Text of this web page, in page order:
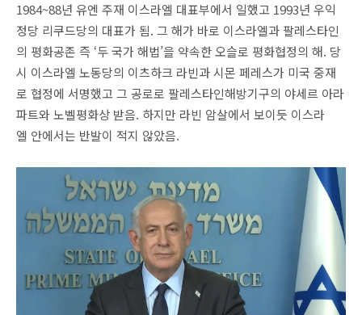
1984~88년 유엔 주재 이스라엘 대표부에서 일했고 1993년 우익
정당 리쿠드당의 대표가 됨. 그 해가 바로 이스라엘과 팔레스타인
의 평화공존 즉 ‘두 국가 해법’을 약속한 오슬로 평화협정의 해. 당
시 이스라엘 노동당의 이츠하크 라빈과 시몬 페레스가 미국 중재
로 협정에 서명했고 그 공로로 팔레스타인해방기구의 야세르 아라
파트와 노벨평화상 받음. 하지만 라빈 암살에서 보이듯 이스라
엘 안에서는 반발이 적지 않았음.